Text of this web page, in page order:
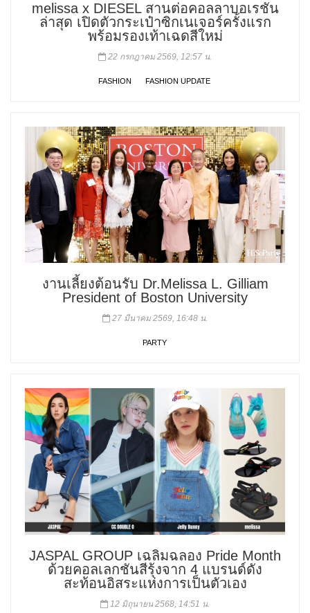
melissa x DIESEL สานต่อคอลลาบอเรชัน
ล่าสุด เปิดตัวกระเป๋าซิกเนเจอร์ครั้งแรก
พร้อมรองเท้าเฉดสีใหม่
22 กรกฎาคม 2569, 12:57 น.
FASHION FASHION UPDATE
งานเลี้ยงต้อนรับ Dr.Melissa L. Gilliam
President of Boston University
27 มีนาคม 2569, 16:48 น.
PARTY
JASPAL GROUP เฉลิมฉลอง Pride Month
ด้วยคอลเลกชันสีรุ้งจาก 4 แบรนด์ดัง
สะท้อนอิสระแห่งการเป็นตัวเอง
12 มิถุนายน 2568, 14:51 น.